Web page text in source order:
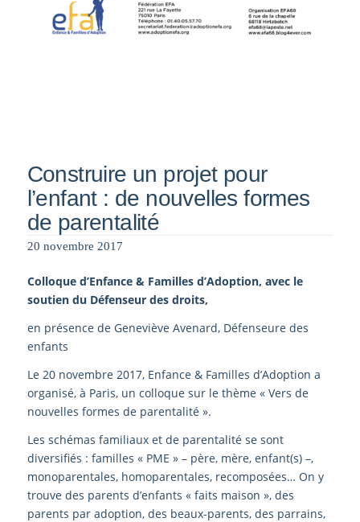
Construire un projet pour
l’enfant : de nouvelles formes
de parentalité
20 novembre 2017
Colloque d’Enfance & Familles d’Adoption, avec le
soutien du Défenseur des droits,
en présence de Geneviève Avenard, Défenseure des
enfants
Le 20 novembre 2017, Enfance & Familles d’Adoption a
organisé, à Paris, un colloque sur le thème « Vers de
nouvelles formes de parentalité ».
Les schémas familiaux et de parentalité se sont
diversifiés : familles « PME » – père, mère, enfant(s) –,
monoparentales, homoparentales, recomposées… On y
trouve des parents d’enfants « faits maison », des
parents par adoption, des beaux-parents, des parrains,